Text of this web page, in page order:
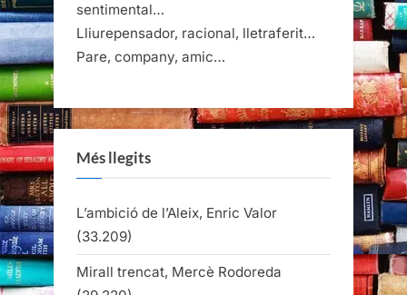
sentimental…
Lliurepensador, racional, lletraferit…
Pare, company, amic…
Més llegits
L’ambició de l’Aleix, Enric Valor
(33.209)
Mirall trencat, Mercè Rodoreda